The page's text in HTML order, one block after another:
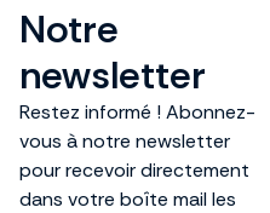
Notre
newsletter
Restez informé ! Abonnez-
vous à notre newsletter
pour recevoir directement
dans votre boîte mail les